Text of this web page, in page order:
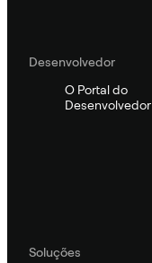
Desenvolvedor
O Portal do
Desenvolvedor
Soluções